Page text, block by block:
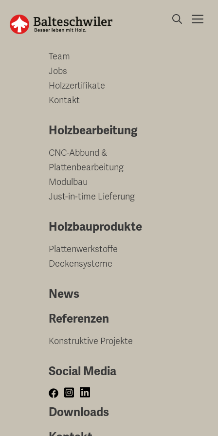
zum
Inhalt
Unternehmen
Team
Jobs
Holzzertifikate
Kontakt
Holzbearbeitung
CNC-Abbund &
Plattenbearbeitung
Modulbau
Just-in-time Lieferung
Holzbauprodukte
Plattenwerkstoffe
Deckensysteme
News
Referenzen
Konstruktive Projekte
Social Media
Downloads